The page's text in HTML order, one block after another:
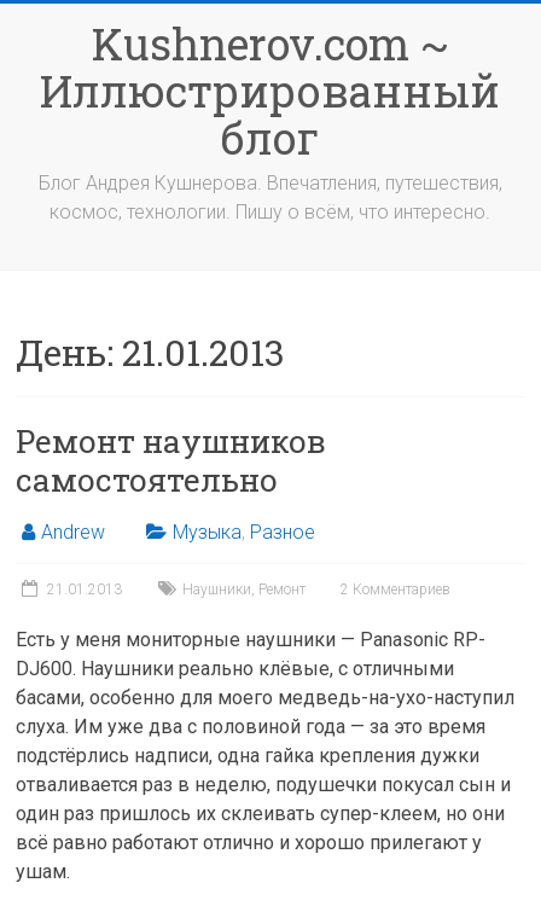
содержимомуKushnerov.com ~
Иллюстрированный
блог
Блог Андрея Кушнерова. Впечатления, путешествия,
космос, технологии. Пишу о всём, что интересно.
День: 21.01.2013
Ремонт наушников
самостоятельно
Andrew Музыка, Разное
21.01.2013 Наушники, Ремонт 2 Комментариев
Есть у меня мониторные наушники — Panasonic RP-
DJ600. Наушники реально клёвые, с отличными
басами, особенно для моего медведь-на-ухо-наступил
слуха. Им уже два с половиной года — за это время
подстёрлись надписи, одна гайка крепления дужки
отваливается раз в неделю, подушечки покусал сын и
один раз пришлось их склеивать супер-клеем, но они
всё равно работают отлично и хорошо прилегают у
ушам.